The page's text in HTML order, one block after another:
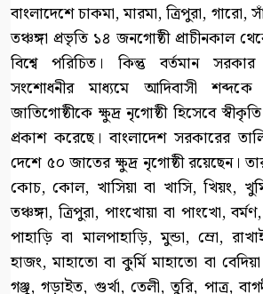
বাংলাদেশে চাকমা, মারমা, ত্রিপুরা, গারো,
তঞ্চঙ্গা প্রভৃতি ১৪ জনগোষ্ঠী প্রাচীনকাল
বিশ্বে পরিচিত। কিন্তু বর্তমান
সংশোধনীর মাধ্যমে আদিবাসী
জাতিগোষ্ঠীকে ক্ষুদ্র নৃগোষ্ঠী হিসেবে
প্রকাশ করেছে। বাংলাদেশ সরকারের
দেশে ৫০ জাতের ক্ষুদ্র নৃগোষ্ঠী রয়েছেন।
কোচ, কোল, খাসিয়া বা খাসি, খিয়ং,
তঞ্চঙ্গা, ত্রিপুরা, পাংখোয়া বা পাংখো,
পাহাড়ি বা মালপাহাড়ি, মুন্ডা, ম্রো,
হাজং, মাহাতো বা কুর্মি মাহাতো বা
গঞ্জু, গড়াইত, গুর্খা, তেলী, তুরি, পাত্র,